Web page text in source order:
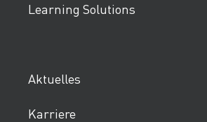
Learning Solutions
Aktuelles
Karriere